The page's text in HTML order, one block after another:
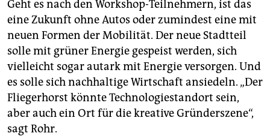
Geht es nach den Workshop-Teilnehmern, ist das
eine Zukunft ohne Autos oder zumindest eine mit
neuen Formen der Mobilität. Der neue Stadtteil
solle mit grüner Energie gespeist werden, sich
vielleicht sogar autark mit Energie versorgen. Und
es solle sich nachhaltige Wirtschaft ansiedeln. „Der
Fliegerhorst könnte Technologiestandort sein,
aber auch ein Ort für die kreative Gründerszene“,
sagt Rohr.